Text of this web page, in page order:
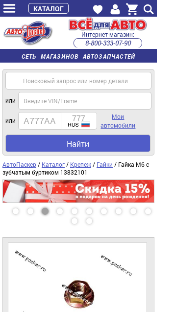
СЕТЬ МАГАЗИНОВ АВТОЗАПЧАСТЕЙ
Интернет-магазин:
8-800-333-07-90
часы работы с 9:00 до 22:00 (пн-пт)
или
или
Мои
автомобили
Найти
АвтоПаскер / Каталог / Крепеж / Гайки / Гайка М6 с
зубчатым буртиком 13832101
КАТАЛОГ